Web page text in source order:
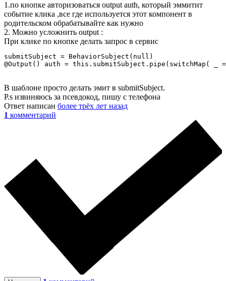
1.по кнопке авторизоваться output auth, который эммитит
событие клика ,все где используется этот компонент в
родительском обрабатывайте как нужно
2. Можно усложнить output :
При клике по кнопке делать запрос в сервис
submitSubject = BehaviorSubject(null)
@Output() auth = this.submitSubject.pipe(switchMap(
В шаблоне просто делать эмит в submitSubject.
P.s извиняюсь за псевдокод, пишу с телефона
Ответ написан более трёх лет назад
1 комментарий